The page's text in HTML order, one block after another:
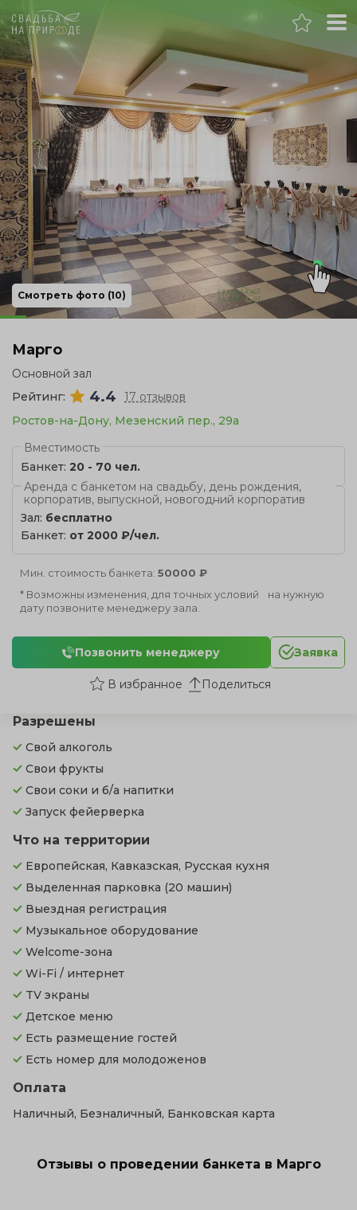
Ростов-на-Дону
Банкет
Свадьба
День рождения
Выпускной
Корпоратив
Смотреть фото (10)
Разрешены
Свой алкоголь
Свои фрукты
Свои соки и б/а напитки
Запуск фейерверка
Что на территории
Европейская, Кавказская, Русская кухня
Выделенная парковка (20 машин)
Выездная регистрация
Музыкальное оборудование
Welcome-зона
Wi-Fi / интернет
TV экраны
Детское меню
Есть размещение гостей
Есть номер для молодоженов
Оплата
Наличный, Безналичный, Банковская карта
Отзывы о проведении банкета в Марго
Марго
Основной зал
Рейтинг:
4.4
17 отзывов
Ростов-на-Дону, Мезенский пер., 29а
Вместимость
Банкет: 20 - 70 чел.
Аренда с банкетом на свадьбу, день рождения,
корпоратив, выпускной, новогодний корпоратив
Зал: бесплатно
Банкет: от 2000 ₽/чел.
Мин. стоимость банкета: 50000 ₽
* Возможны изменения, для точных условий на нужную
дату позвоните менеджеру зала.
Позвонить менеджеру Заявка
Поделиться